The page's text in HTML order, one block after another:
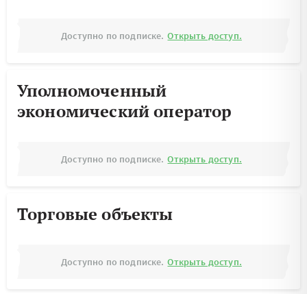
Доступно по подписке. Открыть доступ.
Уполномоченный
экономический оператор
Доступно по подписке. Открыть доступ.
Торговые объекты
Доступно по подписке. Открыть доступ.